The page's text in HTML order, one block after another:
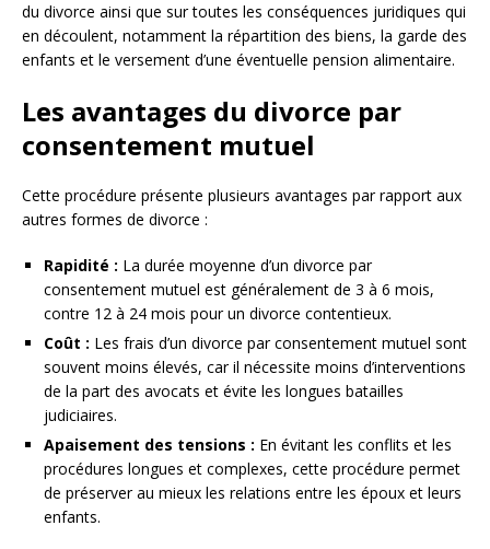
du divorce ainsi que sur toutes les conséquences juridiques qui
en découlent, notamment la répartition des biens, la garde des
enfants et le versement d’une éventuelle pension alimentaire.
Les avantages du divorce par
consentement mutuel
Cette procédure présente plusieurs avantages par rapport aux
autres formes de divorce :
Rapidité : La durée moyenne d’un divorce par
consentement mutuel est généralement de 3 à 6 mois,
contre 12 à 24 mois pour un divorce contentieux.
Coût : Les frais d’un divorce par consentement mutuel sont
souvent moins élevés, car il nécessite moins d’interventions
de la part des avocats et évite les longues batailles
judiciaires.
Apaisement des tensions : En évitant les conflits et les
procédures longues et complexes, cette procédure permet
de préserver au mieux les relations entre les époux et leurs
enfants.